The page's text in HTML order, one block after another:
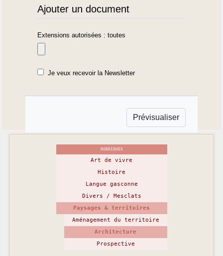
Ajouter un document
Extensions autorisées : toutes
Je veux recevoir la Newsletter
RUBRIQUES
Art de vivre
Histoire
Langue gasconne
Divers / Mesclats
Paysages & territoires
Aménagement du territoire
Architecture
Prospective